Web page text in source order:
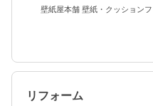
壁紙屋本舗 壁紙・クッション
リフォーム